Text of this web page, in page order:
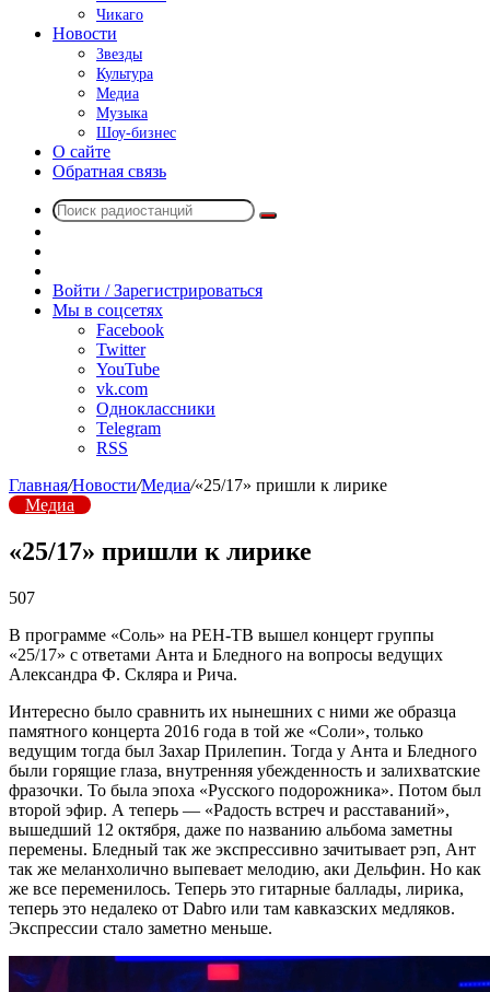
Чикаго
Новости
Звезды
Культура
Медиа
Музыка
Шоу-бизнес
О сайте
Обратная связь
Поиск
радио
Войти / Зарегистрироваться
Мы в соцсетях
Facebook
Twitter
YouTube
vk.com
Одноклассники
Telegram
RSS
Главная/Новости/Медиа/«25/17» пришли к лирике
Медиа
«25/17» пришли к лирике
507
В программе «Соль» на РЕН-ТВ вышел концерт группы
«25/17» с ответами Анта и Бледного на вопросы ведущих
Александра Ф. Скляра и Рича.
Интересно было сравнить их нынешних с ними же образца
памятного концерта 2016 года в той же «Соли», только
ведущим тогда был Захар Прилепин. Тогда у Анта и Бледного
были горящие глаза, внутренняя убежденность и залихватские
фразочки. То была эпоха «Русского подорожника». Потом был
второй эфир. А теперь — «Радость встреч и расставаний»,
вышедший 12 октября, даже по названию альбома заметны
перемены. Бледный так же экспрессивно зачитывает рэп, Ант
так же меланхолично выпевает мелодию, аки Дельфин. Но как
же все переменилось. Теперь это гитарные баллады, лирика,
теперь это недалеко от Dabro или там кавказских медляков.
Экспрессии стало заметно меньше.